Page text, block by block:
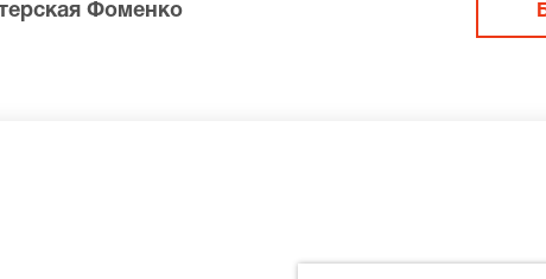
Фоменко